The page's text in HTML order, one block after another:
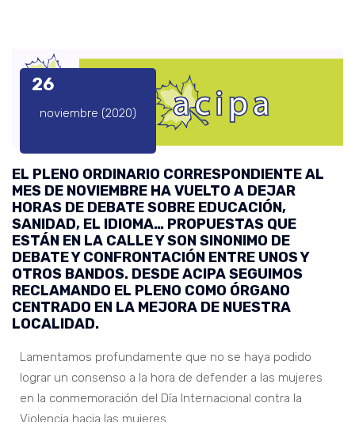
26
noviembre (2020)
EL PLENO ORDINARIO CORRESPONDIENTE AL
MES DE NOVIEMBRE HA VUELTO A DEJAR
HORAS DE DEBATE SOBRE EDUCACIÓN,
SANIDAD, EL IDIOMA… PROPUESTAS QUE
ESTÁN EN LA CALLE Y SON SINONIMO DE
DEBATE Y CONFRONTACIÓN ENTRE UNOS Y
OTROS BANDOS. DESDE ACIPA SEGUIMOS
RECLAMANDO EL PLENO COMO ÓRGANO
CENTRADO EN LA MEJORA DE NUESTRA
LOCALIDAD.
Lamentamos profundamente que no se haya podido
lograr un consenso a la hora de defender a las mujeres
en la conmemoración del Día Internacional contra la
Violencia hacia las mujeres.